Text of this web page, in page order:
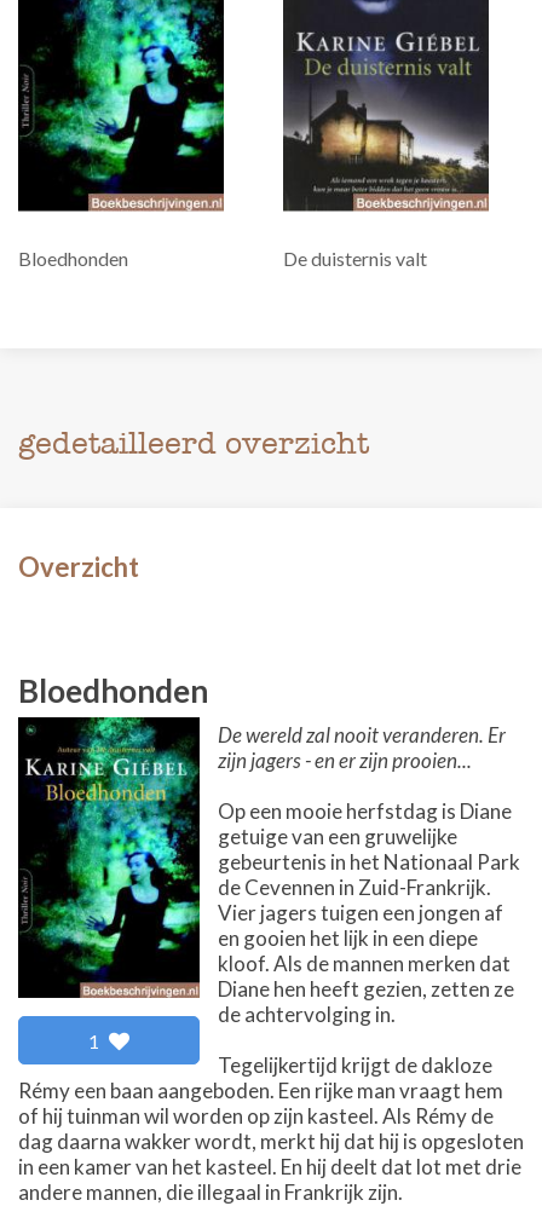
Bloedhonden De duisternis valt
gedetailleerd overzicht
Overzicht
Bloedhonden
1
De wereld zal nooit veranderen. Er
zijn jagers - en er zijn prooien...
Op een mooie herfstdag is Diane
getuige van een gruwelijke
gebeurtenis in het Nationaal Park
de Cevennen in Zuid-Frankrijk.
Vier jagers tuigen een jongen af
en gooien het lijk in een diepe
kloof. Als de mannen merken dat
Diane hen heeft gezien, zetten ze
de achtervolging in.
Tegelijkertijd krijgt de dakloze
Rémy een baan aangeboden. Een rijke man vraagt hem
of hij tuinman wil worden op zijn kasteel. Als Rémy de
dag daarna wakker wordt, merkt hij dat hij is opgesloten
in een kamer van het kasteel. En hij deelt dat lot met drie
andere mannen, die illegaal in Frankrijk zijn.